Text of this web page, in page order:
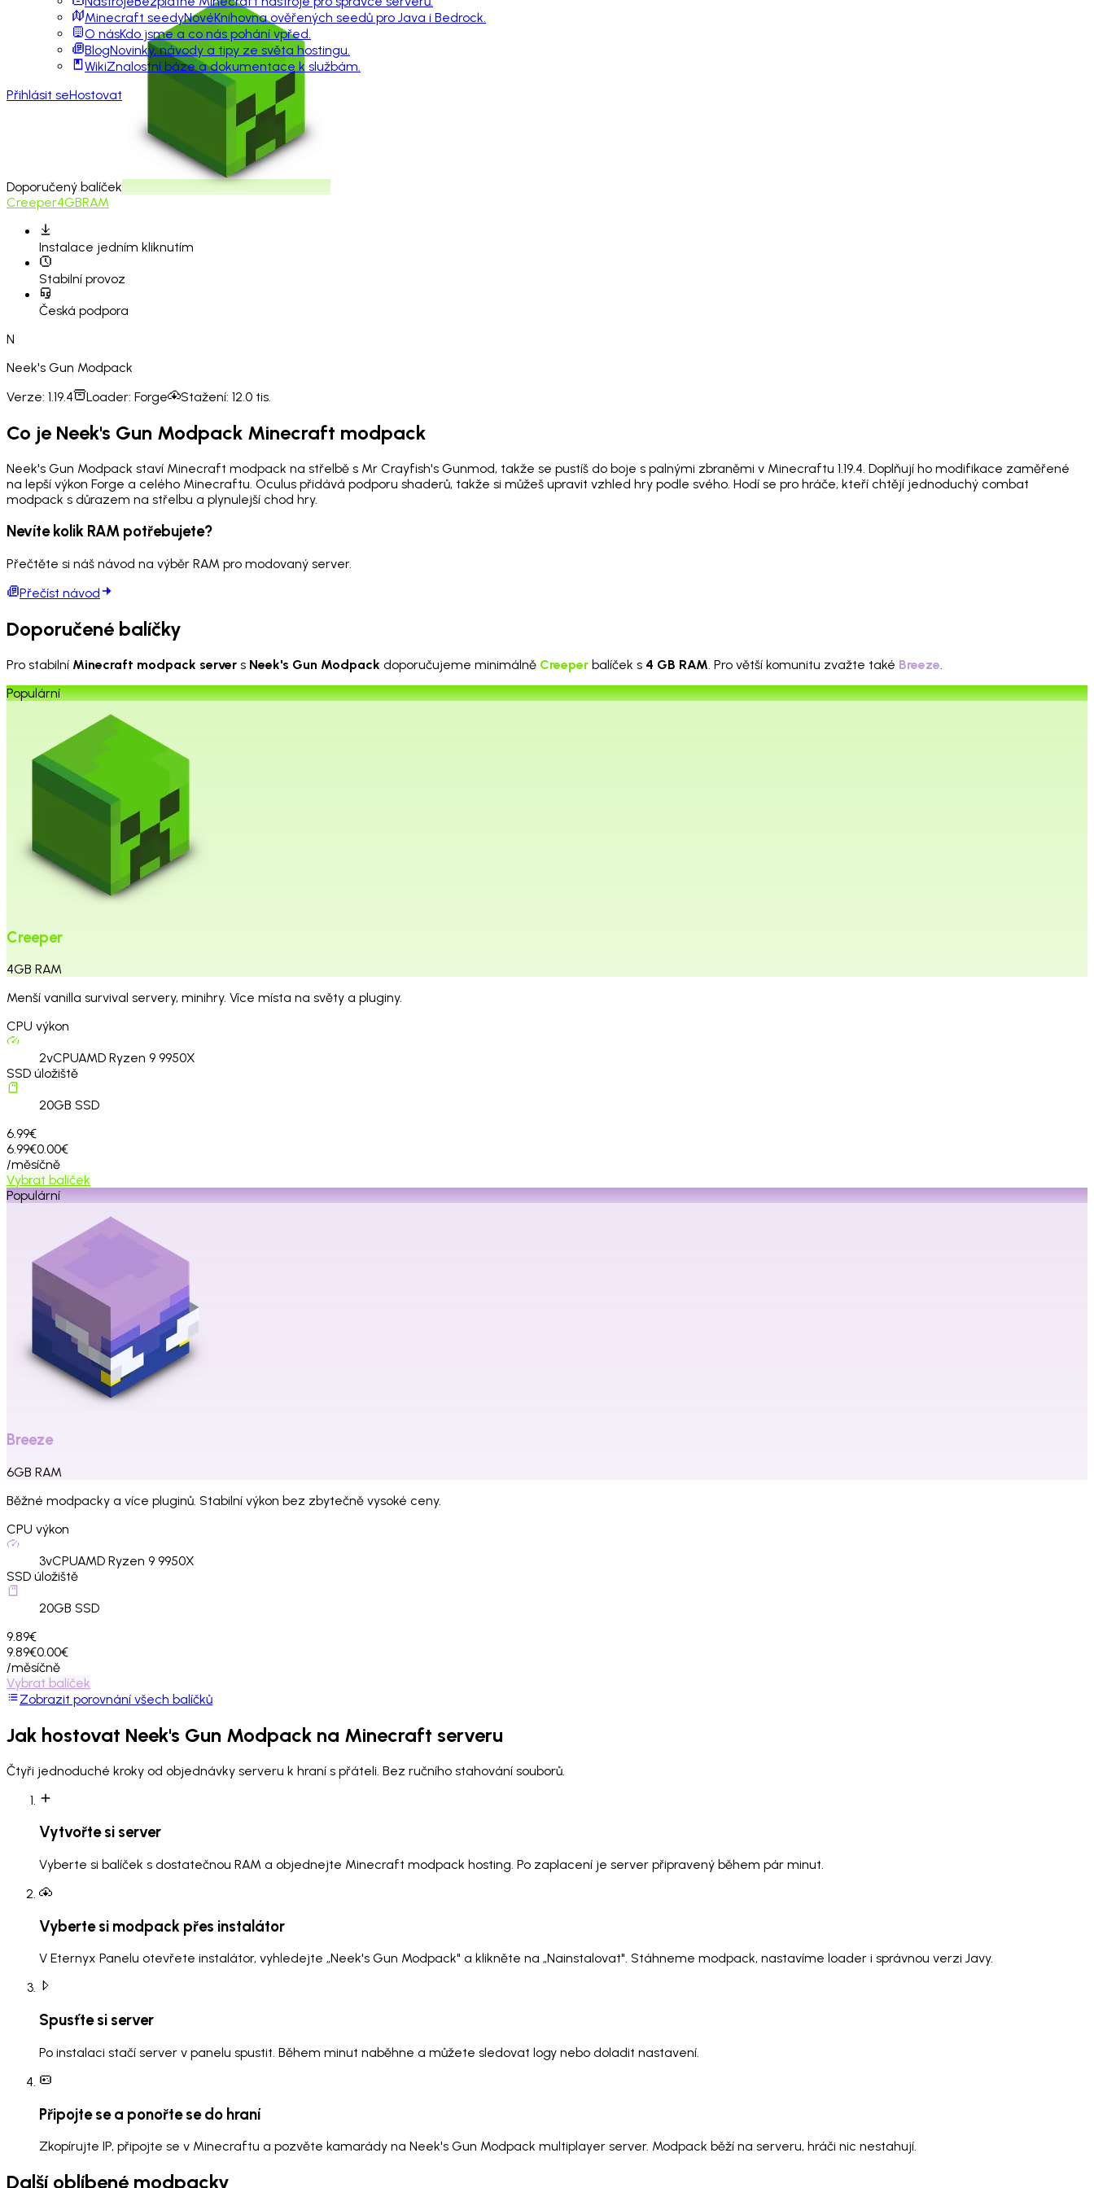
Minecraft seedyNovéKnihovna ověřených seedů pro Java i Bedrock.
O násKdo jsme a co nás pohání vpřed.
BlogNovinky, návody a tipy ze světa hostingu.
WikiZnalostní báze a dokumentace k službám.
Přihlásit seHostovat
Doporučený balíček
Creeper4GBRAM
Instalace jedním kliknutím
Stabilní provoz
Česká podpora
N
Neek's Gun Modpack
Verze: 1.19.4 Loader: Forge Stažení: 12.0 tis.
Co je Neek's Gun Modpack Minecraft modpack
Neek's Gun Modpack staví Minecraft modpack na střelbě s Mr Crayfish's Gunmod, takže se pustíš do boje s palnými zbraněmi v Minecraftu 1.19.4. Doplňují ho modifikace zaměřené
na lepší výkon Forge a celého Minecraftu. Oculus přidává podporu shaderů, takže si můžeš upravit vzhled hry podle svého. Hodí se pro hráče, kteří chtějí jednoduchý combat
modpack s důrazem na střelbu a plynulejší chod hry.
Nevíte kolik RAM potřebujete?
Přečtěte si náš návod na výběr RAM pro modovaný server.
Přečíst návod
Doporučené balíčky
Pro stabilní Minecraft modpack server s Neek's Gun Modpack doporučujeme minimálně Creeper balíček s 4 GB RAM. Pro větší komunitu zvažte také Breeze.
Populární
Creeper
4GB RAM
Menší vanilla survival servery, minihry. Více místa na světy a pluginy.
CPU výkon
2vCPUAMD Ryzen 9 9950X
SSD úložiště
20GB SSD
6.99€
6.99€0.00€
/měsíčně
Vybrat balíček
Populární
Breeze
6GB RAM
Běžné modpacky a více pluginů. Stabilní výkon bez zbytečně vysoké ceny.
CPU výkon
3vCPUAMD Ryzen 9 9950X
SSD úložiště
20GB SSD
9.89€
9.89€0.00€
/měsíčně
Vybrat balíček
Zobrazit porovnání všech balíčků
Jak hostovat Neek's Gun Modpack na Minecraft serveru
Čtyři jednoduché kroky od objednávky serveru k hraní s přáteli. Bez ručního stahování souborů.
Vytvořte si server
Vyberte si balíček s dostatečnou RAM a objednejte Minecraft modpack hosting. Po zaplacení je server připravený během pár minut.
Vyberte si modpack přes instalátor
V Eternyx Panelu otevřete instalátor, vyhledejte „Neek's Gun Modpack" a klikněte na „Nainstalovat". Stáhneme modpack, nastavíme loader i správnou verzi Javy.
Spusťte si server
Po instalaci stačí server v panelu spustit. Během minut naběhne a můžete sledovat logy nebo doladit nastavení.
Připojte se a ponořte se do hraní
Zkopírujte IP, připojte se v Minecraftu a pozvěte kamarády na Neek's Gun Modpack multiplayer server. Modpack běží na serveru, hráči nic nestahují.
Další oblíbené modpacky